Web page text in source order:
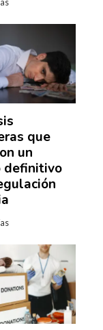
que
un
definitivo